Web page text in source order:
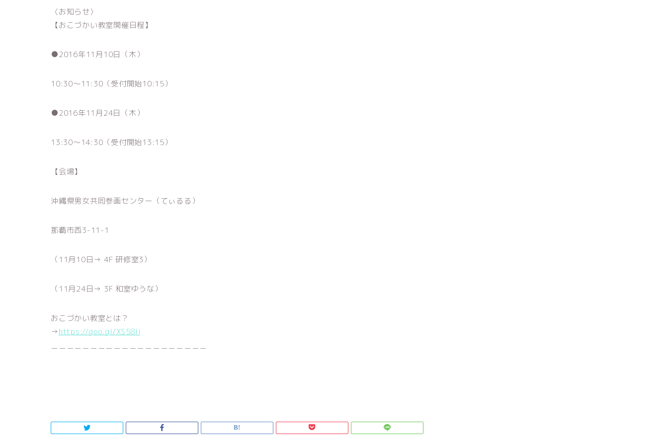
〈お知らせ〉
【おこづかい教室開催日程】
●2016年11月10日（木）
10:30〜11:30（受付開始10:15）
●2016年11月24日（木）
13:30〜14:30（受付開始13:15）
【会場】
沖縄県男女共同参画センター（てぃるる）
那覇市西3-11-1
（11月10日→ 4F 研修室3）
（11月24日→ 3F 和室ゆうな）
おこづかい教室とは？
→https://goo.gl/XS58Ij